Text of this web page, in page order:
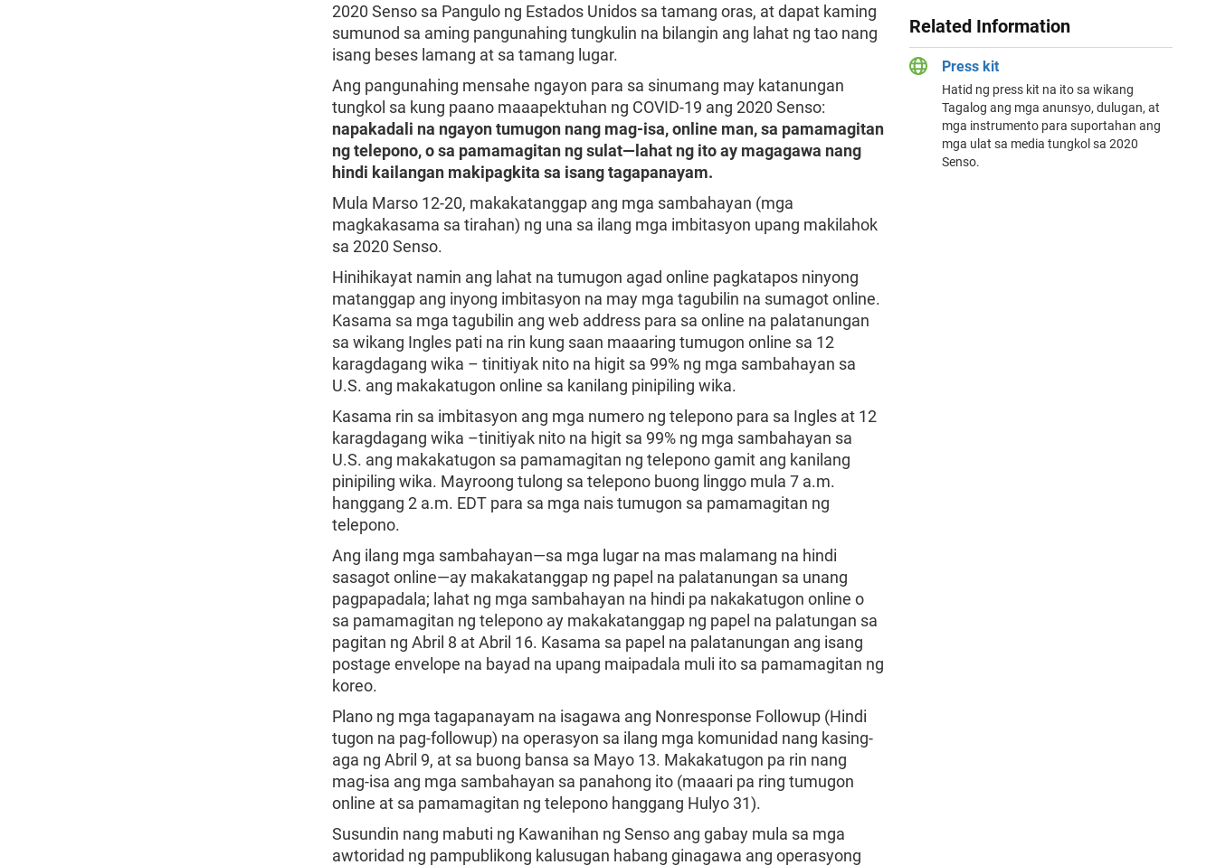
2020 Senso sa Pangulo ng Estados Unidos sa tamang oras, at dapat kaming
sumunod sa aming pangunahing tungkulin na bilangin ang lahat ng tao nang
isang beses lamang at sa tamang lugar.
Ang pangunahing mensahe ngayon para sa sinumang may katanungan
tungkol sa kung paano maaapektuhan ng COVID-19 ang 2020 Senso:
napakadali na ngayon tumugon nang mag-isa, online man, sa pamamagitan
ng telepono, o sa pamamagitan ng sulat—lahat ng ito ay magagawa nang
hindi kailangan makipagkita sa isang tagapanayam.
Mula Marso 12-20, makakatanggap ang mga sambahayan (mga
magkakasama sa tirahan) ng una sa ilang mga imbitasyon upang makilahok
sa 2020 Senso.
Hinihikayat namin ang lahat na tumugon agad online pagkatapos ninyong
matanggap ang inyong imbitasyon na may mga tagubilin na sumagot online.
Kasama sa mga tagubilin ang web address para sa online na palatanungan
sa wikang Ingles pati na rin kung saan maaaring tumugon online sa 12
karagdagang wika – tinitiyak nito na higit sa 99% ng mga sambahayan sa
U.S. ang makakatugon online sa kanilang pinipiling wika.
Kasama rin sa imbitasyon ang mga numero ng telepono para sa Ingles at 12
karagdagang wika –tinitiyak nito na higit sa 99% ng mga sambahayan sa
U.S. ang makakatugon sa pamamagitan ng telepono gamit ang kanilang
pinipiling wika. Mayroong tulong sa telepono buong linggo mula 7 a.m.
hanggang 2 a.m. EDT para sa mga nais tumugon sa pamamagitan ng
telepono.
Ang ilang mga sambahayan—sa mga lugar na mas malamang na hindi
sasagot online—ay makakatanggap ng papel na palatanungan sa unang
pagpapadala; lahat ng mga sambahayan na hindi pa nakakatugon online o
sa pamamagitan ng telepono ay makakatanggap ng papel na palatungan sa
pagitan ng Abril 8 at Abril 16. Kasama sa papel na palatanungan ang isang
postage envelope na bayad na upang maipadala muli ito sa pamamagitan ng
koreo.
Plano ng mga tagapanayam na isagawa ang Nonresponse Followup (Hindi
tugon na pag-followup) na operasyon sa ilang mga komunidad nang kasing-
aga ng Abril 9, at sa buong bansa sa Mayo 13. Makakatugon pa rin nang
mag-isa ang mga sambahayan sa panahong ito (maaari pa ring tumugon
online at sa pamamagitan ng telepono hanggang Hulyo 31).
Susundin nang mabuti ng Kawanihan ng Senso ang gabay mula sa mga
awtoridad ng pampublikong kalusugan habang ginagawa ang operasyong
Related Information
Press kit
Hatid ng press kit na ito sa wikang
Tagalog ang mga anunsyo, dulugan, at
mga instrumento para suportahan ang
mga ulat sa media tungkol sa 2020
Senso.